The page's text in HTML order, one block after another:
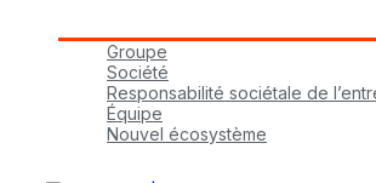
Groupe
Société
Responsabilité sociétale de
Équipe
Nouvel écosystème